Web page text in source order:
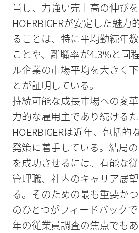
当し、力強い売上高の伸びを
HOERBIGERが安定した魅力
ることは、特に平均勤続年
ことや、離職率が4.3%と同
ル企業の市場平均を大きく
とが証明している。
持続可能な成長市場への変
力的な雇用主であり続けるた
HOERBIGERは近年、包括的
発策に着手している。結局
を成功させるには、有能な
管理職、社内のキャリア展
る。そのための最も重要か
のひとつがフィードバック
年の従業員調査の焦点でもあ